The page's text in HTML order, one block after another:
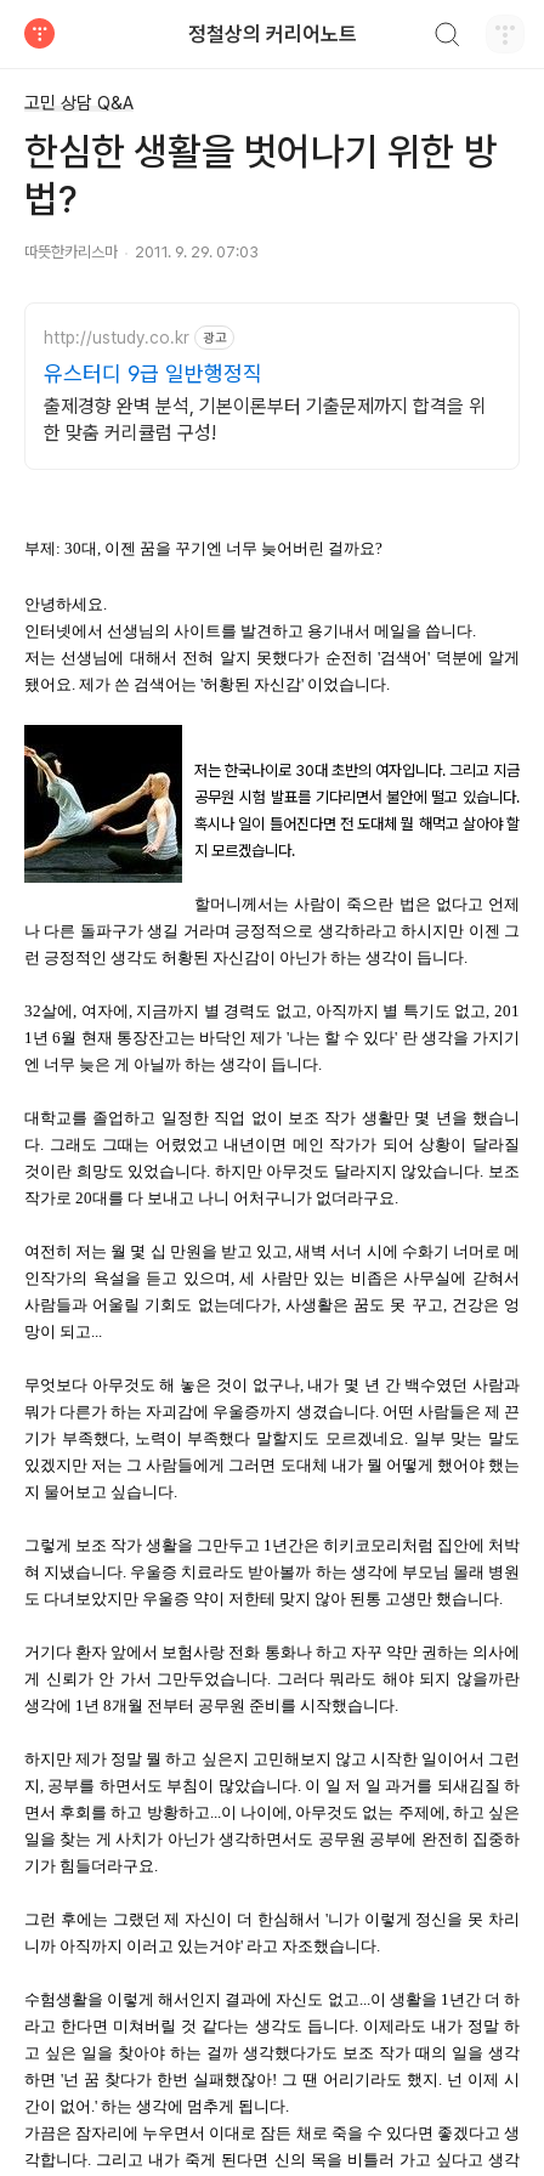
정철상의 커리어노트
고민 상담 Q&A
한심한 생활을 벗어나기 위한 방
법?
따뜻한카리스마 2011. 9. 29. 07:03
http://ustudy.co.kr 광고
유스터디 9급 일반행정직
출제경향 완벽 분석, 기본이론부터 기출문제까지 합격을 위
한 맞춤 커리큘럼 구성!
부제: 30대, 이젠 꿈을 꾸기엔 너무 늦어버린 걸까요?
안녕하세요.
인터넷에서 선생님의 사이트를 발견하고 용기내서 메일을 씁니다.
저는 선생님에 대해서 전혀 알지 못했다가 순전히 '검색어' 덕분에 알게
됐어요. 제가 쓴 검색어는 '허황된 자신감' 이었습니다.
저는 한국나이로 30대 초반의 여자입니다. 그리고 지금
공무원 시험 발표를 기다리면서 불안에 떨고 있습니다.
혹시나 일이 틀어진다면 전 도대체 뭘 해먹고 살아야 할
지 모르겠습니다.
할머니께서는 사람이 죽으란 법은 없다고 언제
나 다른 돌파구가 생길 거라며 긍정적으로 생각하라고 하시지만 이젠 그
런 긍정적인 생각도 허황된 자신감이 아닌가 하는 생각이 듭니다.
32살에, 여자에, 지금까지 별 경력도 없고, 아직까지 별 특기도 없고, 201
1년 6월 현재 통장잔고는 바닥인 제가 '나는 할 수 있다' 란 생각을 가지기
엔 너무 늦은 게 아닐까 하는 생각이 듭니다.
대학교를 졸업하고 일정한 직업 없이 보조 작가 생활만 몇 년을 했습니
다. 그래도 그때는 어렸었고 내년이면 메인 작가가 되어 상황이 달라질
것이란 희망도 있었습니다. 하지만 아무것도 달라지지 않았습니다. 보조
작가로 20대를 다 보내고 나니 어처구니가 없더라구요.
여전히 저는 월 몇 십 만원을 받고 있고, 새벽 서너 시에 수화기 너머로 메
인작가의 욕설을 듣고 있으며, 세 사람만 있는 비좁은 사무실에 갇혀서
사람들과 어울릴 기회도 없는데다가, 사생활은 꿈도 못 꾸고, 건강은 엉
망이 되고...
무엇보다 아무것도 해 놓은 것이 없구나, 내가 몇 년 간 백수였던 사람과
뭐가 다른가 하는 자괴감에 우울증까지 생겼습니다. 어떤 사람들은 제 끈
기가 부족했다, 노력이 부족했다 말할지도 모르겠네요. 일부 맞는 말도
있겠지만 저는 그 사람들에게 그러면 도대체 내가 뭘 어떻게 했어야 했는
지 물어보고 싶습니다.
그렇게 보조 작가 생활을 그만두고 1년간은 히키코모리처럼 집안에 처박
혀 지냈습니다. 우울증 치료라도 받아볼까 하는 생각에 부모님 몰래 병원
도 다녀보았지만 우울증 약이 저한테 맞지 않아 된통 고생만 했습니다.
거기다 환자 앞에서 보험사랑 전화 통화나 하고 자꾸 약만 권하는 의사에
게 신뢰가 안 가서 그만두었습니다. 그러다 뭐라도 해야 되지 않을까란
생각에 1년 8개월 전부터 공무원 준비를 시작했습니다.
하지만 제가 정말 뭘 하고 싶은지 고민해보지 않고 시작한 일이어서 그런
지, 공부를 하면서도 부침이 많았습니다. 이 일 저 일 과거를 되새김질 하
면서 후회를 하고 방황하고...이 나이에, 아무것도 없는 주제에, 하고 싶은
일을 찾는 게 사치가 아닌가 생각하면서도 공무원 공부에 완전히 집중하
기가 힘들더라구요.
그런 후에는 그랬던 제 자신이 더 한심해서 '니가 이렇게 정신을 못 차리
니까 아직까지 이러고 있는거야' 라고 자조했습니다.
수험생활을 이렇게 해서인지 결과에 자신도 없고...이 생활을 1년간 더 하
라고 한다면 미쳐버릴 것 같다는 생각도 듭니다. 이제라도 내가 정말 하
고 싶은 일을 찾아야 하는 걸까 생각했다가도 보조 작가 때의 일을 생각
하면 '넌 꿈 찾다가 한번 실패했잖아! 그 땐 어리기라도 했지. 넌 이제 시
간이 없어.' 하는 생각에 멈추게 됩니다.
가끔은 잠자리에 누우면서 이대로 잠든 채로 죽을 수 있다면 좋겠다고 생
각합니다. 그리고 내가 죽게 된다면 신의 목을 비틀러 가고 싶다고 생각